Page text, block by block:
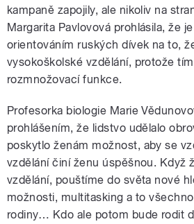
kampaně zapojily, ale nikoliv na
Margarita Pavlovová prohlásila, že
orientováním ruských dívek na to,
vysokoškolské vzdělání, protože
rozmnožovací funkce.
Profesorka biologie Marie
prohlášením, že lidstvo udělalo
poskytlo ženám možnost, aby se
vzdělání činí ženu úspěšnou. Když
vzdělání, pouštíme do světa nové
možnosti, multitasking a to
rodiny… Kdo ale potom bude rodit